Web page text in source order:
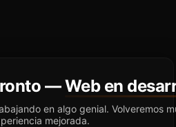
—Web en
en algo genial. Volveremos
mejorada.